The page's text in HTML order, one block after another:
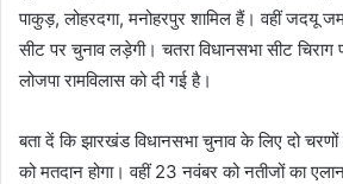
पाकुड़, लोहरदगा, मनोहरपुर शामिल हैं। वहीं जदयू
सीट पर चुनाव लड़ेगी। चतरा विधानसभा सीट चिराग
लोजपा रामविलास को दी गई है।
बता दें कि झारखंड विधानसभा चुनाव के लिए दो
को मतदान होगा। वहीं 23 नवंबर को नतीजों का